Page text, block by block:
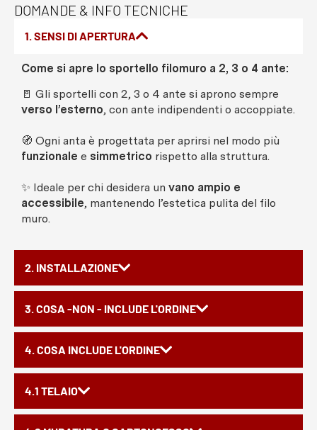
DOMANDE & INFO TECNICHE
1. SENSI DI APERTURA
2. INSTALLAZIONE
3. COSA -NON - INCLUDE L'ORDINE
4. COSA INCLUDE L'ORDINE
4.1 TELAIO
Come si apre lo sportello filomuro a 2, 3 o 4 ante:
🚪 Gli sportelli con 2, 3 o 4 ante si aprono sempre
verso l’esterno, con ante indipendenti o accoppiate.
🧭 Ogni anta è progettata per aprirsi nel modo più
funzionale e simmetrico rispetto alla struttura.
✨ Ideale per chi desidera un vano ampio e
accessibile, mantenendo l’estetica pulita del filo
muro.